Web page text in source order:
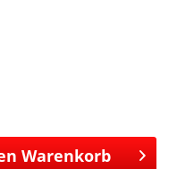
Warenkorb